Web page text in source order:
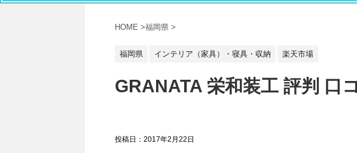
HOME >福岡県 >
福岡県 インテリア（家具）・寝具・収納 楽天市場
GRANATA 栄和装工 評判 口
投稿日： 2017年2月22日